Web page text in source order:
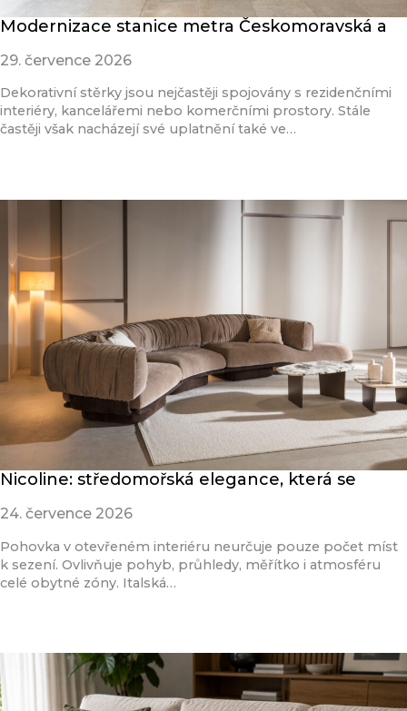
Modernizace stanice metra Českomoravská a
29. července 2026
Dekorativní stěrky jsou nejčastěji spojovány s rezidenčními
interiéry, kancelářemi nebo komerčními prostory. Stále
častěji však nacházejí své uplatnění také ve…
Nicoline: středomořská elegance, která se
24. července 2026
Pohovka v otevřeném interiéru neurčuje pouze počet míst
k sezení. Ovlivňuje pohyb, průhledy, měřítko i atmosféru
celé obytné zóny. Italská…